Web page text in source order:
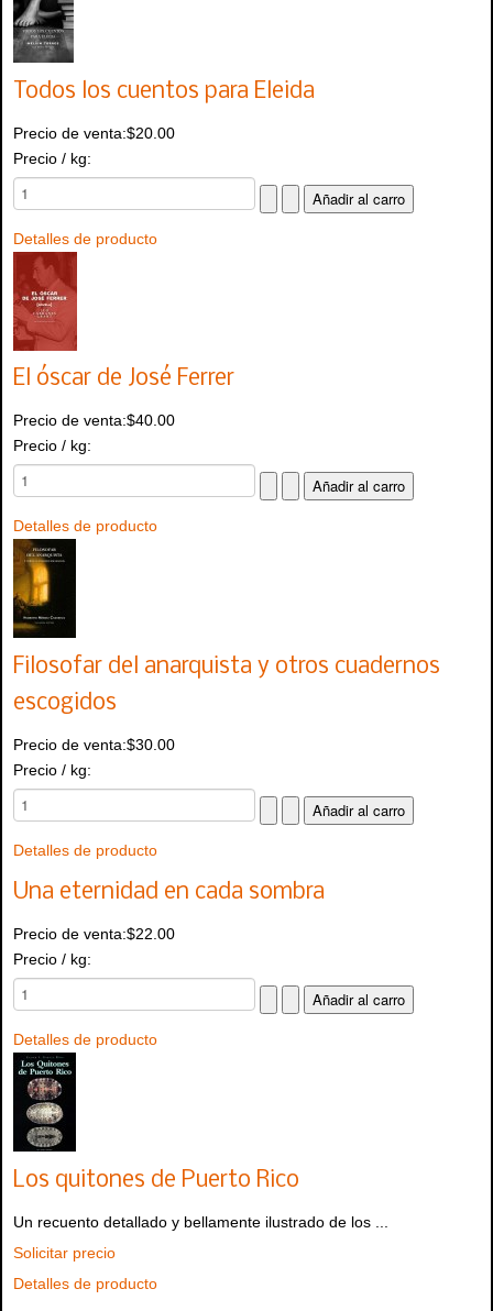
Todos los cuentos para Eleida
Precio de venta:$20.00
Precio / kg:
Detalles de producto
El óscar de José Ferrer
Precio de venta:$40.00
Precio / kg:
Detalles de producto
Filosofar del anarquista y otros cuadernos
escogidos
Precio de venta:$30.00
Precio / kg:
Detalles de producto
Una eternidad en cada sombra
Precio de venta:$22.00
Precio / kg:
Detalles de producto
Los quitones de Puerto Rico
Un recuento detallado y bellamente ilustrado de los ...
Solicitar precio
Detalles de producto